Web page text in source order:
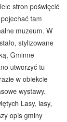
stron poświęcić
tam
muzeum. W
stylizowane
Gminne
utworzyć tu
w obiekcie
wystawy.
Lasy, lasy,
opis gminy